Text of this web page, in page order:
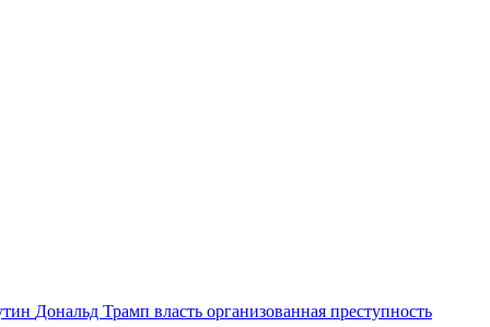
Дональд Трамп власть организованная преступность